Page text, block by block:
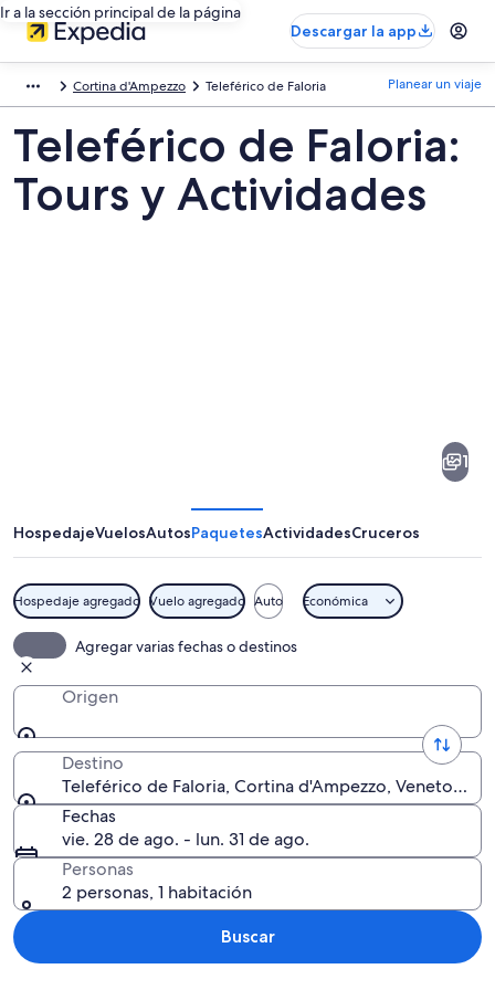
Ir a la sección principal de la página
Descargar la app
Cortina d'Ampezzo Teleférico de Faloria Planear un viaje
Teleférico de Faloria:
Tours y Actividades
1
HospedajeVuelosAutosPaquetesActividadesCruceros
Hospedaje agregado Vuelo agregado Auto Económica
Agregar varias fechas o destinos
Origen
Destino
Teleférico de Faloria, Cortina d'Ampezzo, Veneto,
Fechas
vie. 28 de ago. - lun. 31 de ago.
Personas
2 personas, 1 habitación
Buscar